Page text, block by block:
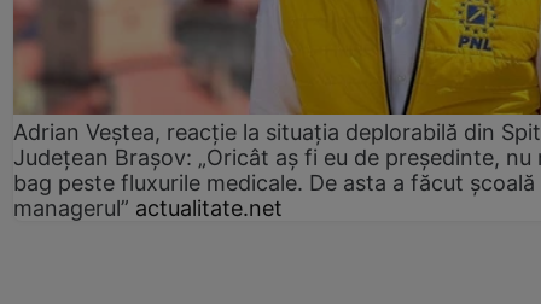
Adrian Veștea, reacție la situația deplorabilă din
Județean Brașov: „Oricât aș fi eu de președinte, nu
bag peste fluxurile medicale. De asta a făcut școală
managerul” actualitate.net